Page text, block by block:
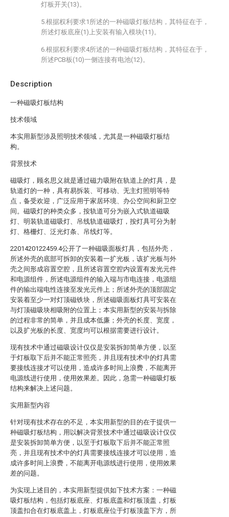
Description
一种磁吸灯板结构
技术领域
本实用新型涉及照明技术领域，尤其是一种磁吸灯板结
构。
背景技术
磁吸灯，顾名思义就是通过磁力吸附在轨道上的灯具，是
轨道灯的一种，具有易拆装、可移动、无主灯照明等特
点，备受欢迎，广泛应用于家居环境、办公空间和厨卫空
间。磁吸灯的种类众多，按轨道可分为嵌入式轨道磁吸
灯、明装轨道磁吸灯、吊线轨道磁吸灯，按灯具可分为射
灯、格栅灯、泛光灯条、吊线灯等。
2201420122459.4公开了一种磁吸面板灯具，包括外壳，
所述外壳的底部可拆卸的安装着一扩光板，该扩光板与外
壳之间形成容置空腔，且所述容置空腔内设置有发光元件
和电源组件，所述电源组件的输入端与市电连接，电源组
件的输出端电性连接至发光元件上；所述外壳的顶部固定
安装着至少一对灯顶磁铁块，所述磁吸面板灯具可安装在
与灯顶磁吸块相吸附的位置上；本实用新型的安装与拆除
的过程非常的简单，并且成本低廉；外壳的长度、宽度，
以及扩光板的长度、宽度均可以根据需要进行设计。
现有技术中通过磁吸设计仅仅是安装拆卸简单方便，以至
于灯板取下后并不能正常照亮，并且现有技术中的灯具需
要接线连接才可以使用，造成许多时间上浪费，不能离开
电源线进行使用，使用效果差。因此，急需一种磁吸灯板
结构来解决上述问题。
实用新型内容
针对现有技术存在的不足，本实用新型的目的在于提供一
种磁吸灯板结构，用以解决背景技术中通过磁吸设计仅仅
是安装拆卸简单方便，以至于灯板取下后并不能正常照
亮，并且现有技术中的灯具需要接线连接才可以使用，造
成许多时间上浪费，不能离开电源线进行使用，使用效果
差的问题。
为实现上述目的，本实用新型提供如下技术方案：一种磁
吸灯板结构，包括灯板底座、灯板底盖和灯板顶盖，灯板
顶盖扣合在灯板底盖上，灯板底座位于灯板顶盖下方，所
灯板开关(13)。
5.根据权利要求1所述的一种磁吸灯板结构，其特征在于，
所述灯板底座(1)上安装有输入模块(11)。
6.根据权利要求4所述的一种磁吸灯板结构，其特征在于，
所述PCB板(10)一侧连接有电池(12)。